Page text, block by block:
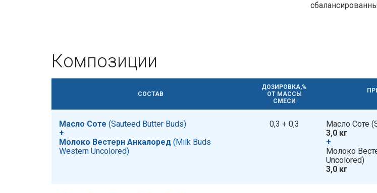
Композиции
СОСТАВ
ДОЗИРОВКА,%
ОТ МАССЫ
СМЕСИ
Масло Соте ​​ (Sauteed Butter Buds)
+
Молоко Вестерн Анкалоред ​​ (Milk Buds
Western Uncolored)
0,3 + 0,3
Масло Соте​​
3,0 кг
+
Молоко
Uncolored)
3,0 кг